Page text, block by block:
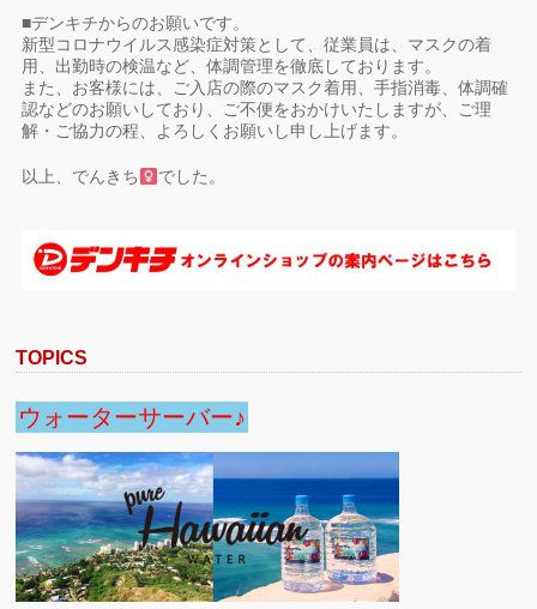
■デンキチからのお願いです。
新型コロナウイルス感染症対策として、従業員は、マスクの着
用、出勤時の検温など、体調管理を徹底しております。
また、お客様には、ご入店の際のマスク着用、手指消毒、体調確
認などのお願いしており、ご不便をおかけいたしますが、ご理
解・ご協力の程、よろしくお願いし申し上げます。
以上、でんきち でした。
TOPICS
ウォーターサーバー♪